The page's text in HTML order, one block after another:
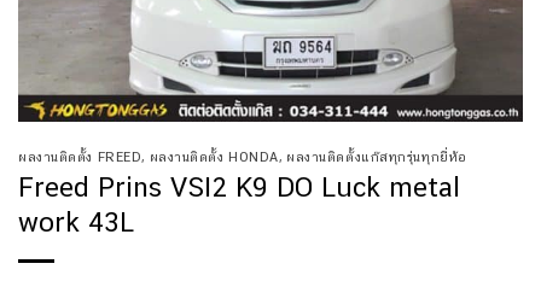
ผลงานติดตั้ง FREED, ผลงานติดตั้ง HONDA, ผลงานติดตั้งแก๊สทุกรุ่นทุกยี่ห้อ
Freed Prins VSI2 K9 DO Luck metal
work 43L